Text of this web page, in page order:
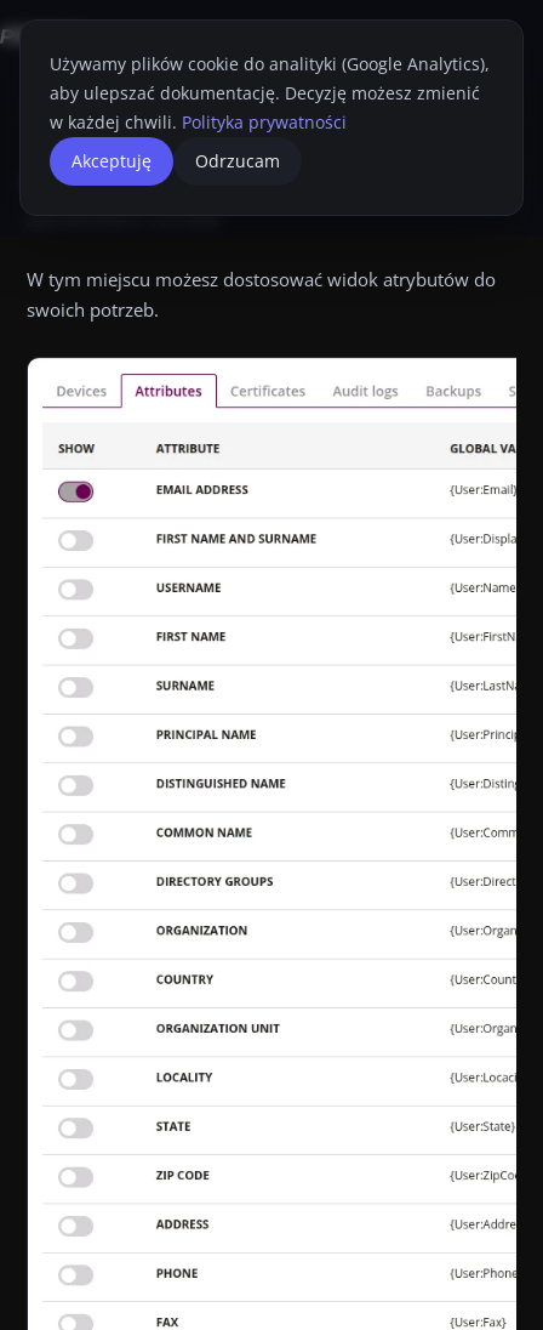
Strona główna Przewodnik Administratora
Atrybuty.
Atrybuty W tym miejscu możesz dostosować widok
Atrybuty
Zaktualizowano:3 cze 2026
W tym miejscu możesz dostosować widok atrybutów do
swoich potrzeb.
Używamy plików cookie do analityki (Google Analytics),
aby ulepszać dokumentację. Decyzję możesz zmienić
w każdej chwili. Polityka prywatności
Akceptuję
Odrzucam